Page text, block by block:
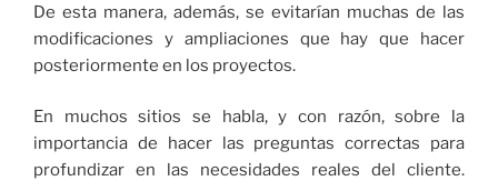
De esta manera, además, se evitarían muchas de las
modificaciones y ampliaciones que hay que hacer
posteriormente en los proyectos.
En muchos sitios se habla, y con razón, sobre la
importancia de hacer las preguntas correctas para
profundizar en las necesidades reales del cliente.